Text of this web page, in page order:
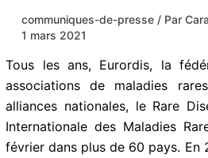
communiques-de-presse / Par
News/1 mars 2021
Tous les ans, Eurordis, la
associations de maladies
alliances nationales, le Rare
Internationale des Maladies
février dans plus de 60 pays.